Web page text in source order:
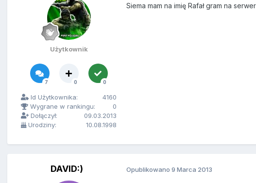
Użytkownik
7 0 0
Id Użytkownika:
4160
Wygrane w rankingu:
0
Dołączył:
09.03.2013
Urodziny:
10.08.1998
Siema mam na imię Rafał gram na
DAVID:) Opublikowano 9 Marca 2013